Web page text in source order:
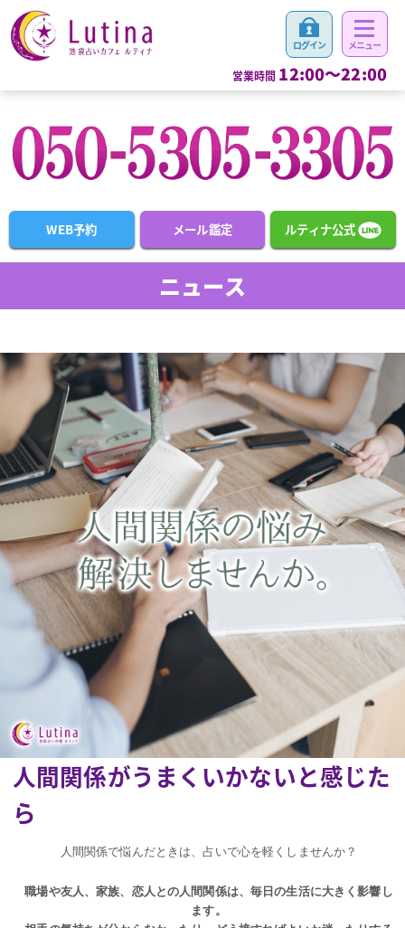
営業時間 12:00～22:00
WEB予約 メール鑑定 ルティナ公式
ニュース
人間関係がうまくいかないと感じた
ら
人間関係で悩んだときは、占いで心を軽くしませんか？
職場や友人、家族、恋人との人間関係は、毎日の生活に大きく影響し
ます。